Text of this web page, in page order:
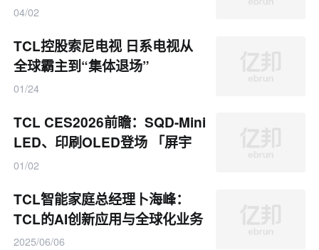
04/02
TCL控股索尼电视 日系电视从
全球霸主到“集体退场”
01/24
TCL CES2026前瞻：SQD-Mini
LED、印刷OLED登场 「屏宇
宙」战略落地
01/02
TCL智能家庭总经理卜海峰：
TCL的AI创新应用与全球化业务
突围
2025/06/06